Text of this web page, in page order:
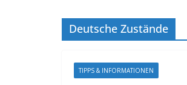
Deutsche Zustände
TIPPS & INFORMATIONEN